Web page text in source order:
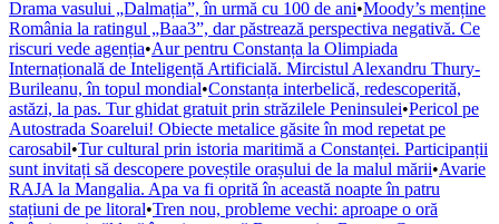
Drama vasului „Dalmația”, în urmă cu 100 de ani•Moody’s menține
România la ratingul „Baa3”, dar păstrează perspectiva negativă. Ce
riscuri vede agenția•Aur pentru Constanța la Olimpiada
Internațională de Inteligență Artificială. Mircistul Alexandru Thury-
Burileanu, în topul mondial•Constanța interbelică, redescoperită,
astăzi, la pas. Tur ghidat gratuit prin străzilele Peninsulei•Pericol pe
Autostrada Soarelui! Obiecte metalice găsite în mod repetat pe
carosabil•Tur cultural prin istoria maritimă a Constanței. Participanții
sunt invitați să descopere poveștile orașului de la malul mării•Avarie
RAJA la Mangalia. Apa va fi oprită în această noapte în patru
stațiuni de pe litoral•Tren nou, probleme vechi: aproape o oră